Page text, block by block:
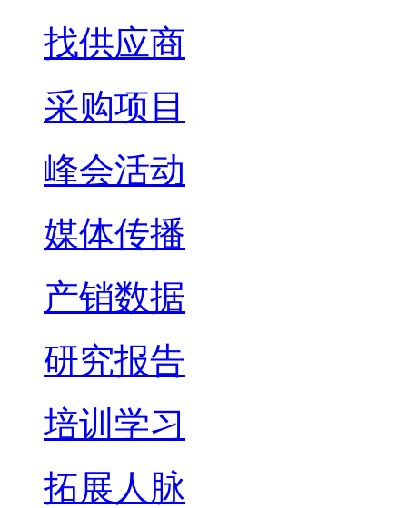
找供应商
采购项目
峰会活动
媒体传播
产销数据
研究报告
培训学习
拓展人脉